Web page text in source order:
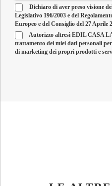
Dichiaro di aver preso visione
Legislativo 196/2003 e del
Europeo e del Consiglio del 27 Aprile
Autorizzo altresì EDIL CASA
trattamento dei miei dati personali
di marketing dei propri prodotti e